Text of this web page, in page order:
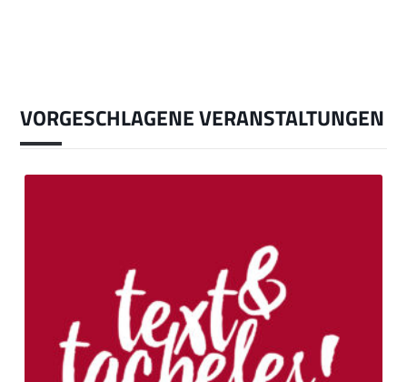
VORGESCHLAGENE VERANSTALTUNGEN